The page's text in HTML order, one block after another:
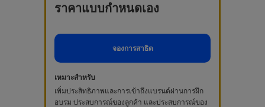
ราคาแบบกำหนดเอง
จองการสาธิต
เหมาะสำหรับ
เพิ่มประสิทธิภาพและการเข้าถึงแบรนด์ผ่านการฝึก
อบรม ประสบการณ์ของลูกค้า และประสบการณ์ของ